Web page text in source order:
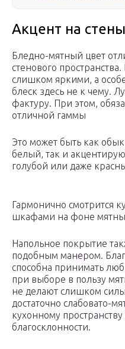
Акцент на
Бледно-мятный цвет
стенового
слишком яркими, а
блеск здесь не к чему.
фактуру. При этом,
отличной гаммы
Это может быть как
белый, так и
голубой или даже
Гармонично смотрится
шкафами на фоне
Напольное покрытие
подобным манером.
способна принимать
при выборе в пользу
не делают слишком
достаточно слабовато-
кухонному
благосклонности.